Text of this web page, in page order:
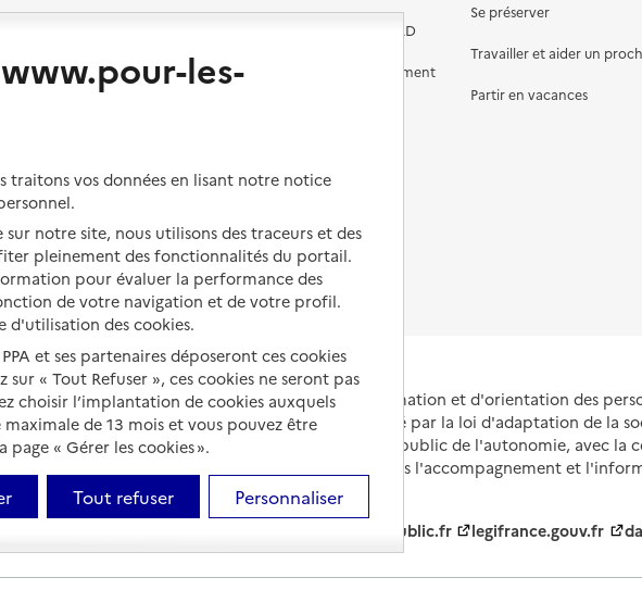
Vivre en accueil familial
Aides financières en EHPAD
Prévention, accompagnement
Droits en EHPAD
Fin de vie en EHPAD
Se préserver
Travailler et aider un
Partir en vacances
Portail national d'information et d'orientation des
et de leurs proches, créé par la loi d'adaptation de la
et animé par le Service public de l'autonomie, avec la
partenaires engagés dans l'accompagnement et
leurs aidants.
service-public.fr legifrance.gouv.fr
les-
traitons vos données en lisant notre notice
notre site, nous utilisons des traceurs et des
pleinement des fonctionnalités du portail.
pour évaluer la performance des
de votre navigation et de votre profil.
d'utilisation des cookies.
et ses partenaires déposeront ces cookies
« Tout Refuser », ces cookies ne seront pas
choisir l’implantation de cookies auxquels
de 13 mois et vous pouvez être
« Gérer les cookies ».
Tout refuser Personnaliser